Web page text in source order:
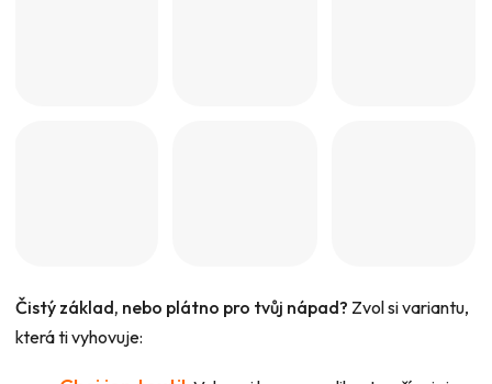
Čistý základ, nebo plátno pro tvůj nápad? Zvol si variantu,
která ti vyhovuje: